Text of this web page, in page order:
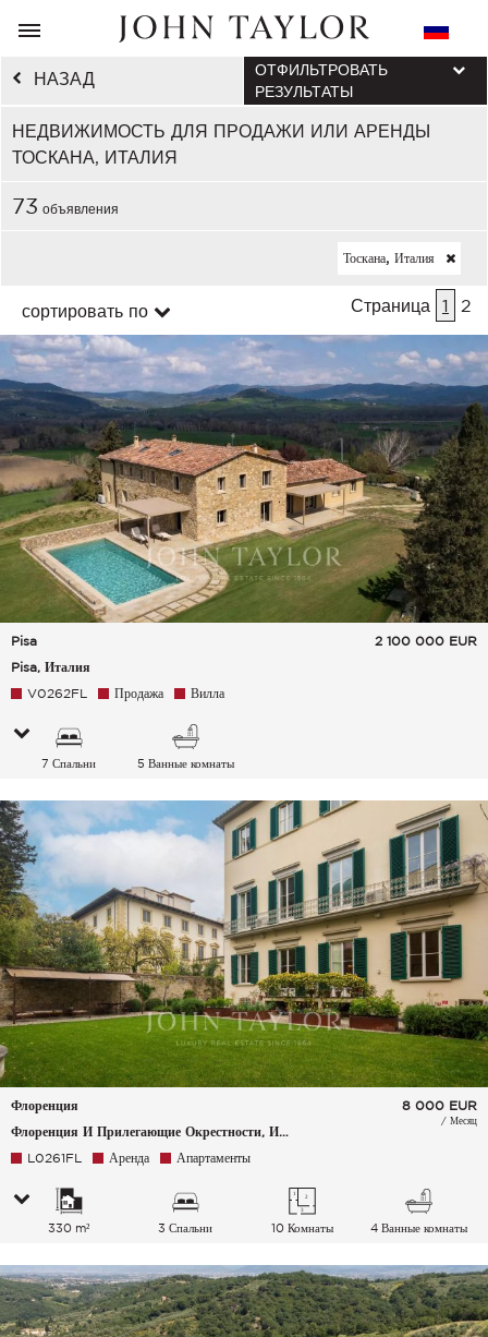
НАЗАД
НЕДВИЖИМОСТЬ ДЛЯ ПРОДАЖИ ИЛИ АРЕНДЫ
ТОСКАНА, ИТАЛИЯ
ОТФИЛЬТРОВАТЬ
РЕЗУЛЬТАТЫ
73 объявления
Тоскана, Италия
сортировать по Страница 1 2
Pisa
Pisa, Италия
2 100 000 EUR
V0262FL Продажа Вилла
7 Спальни 5 Ванные комнаты
Флоренция
Флоренция И Прилегающие Окрестности, Италия
8 000 EUR
/ Месяц
L0261FL Аренда Апартаменты
330 m² 3 Спальни 10 Комнаты 4 Ванные комнаты